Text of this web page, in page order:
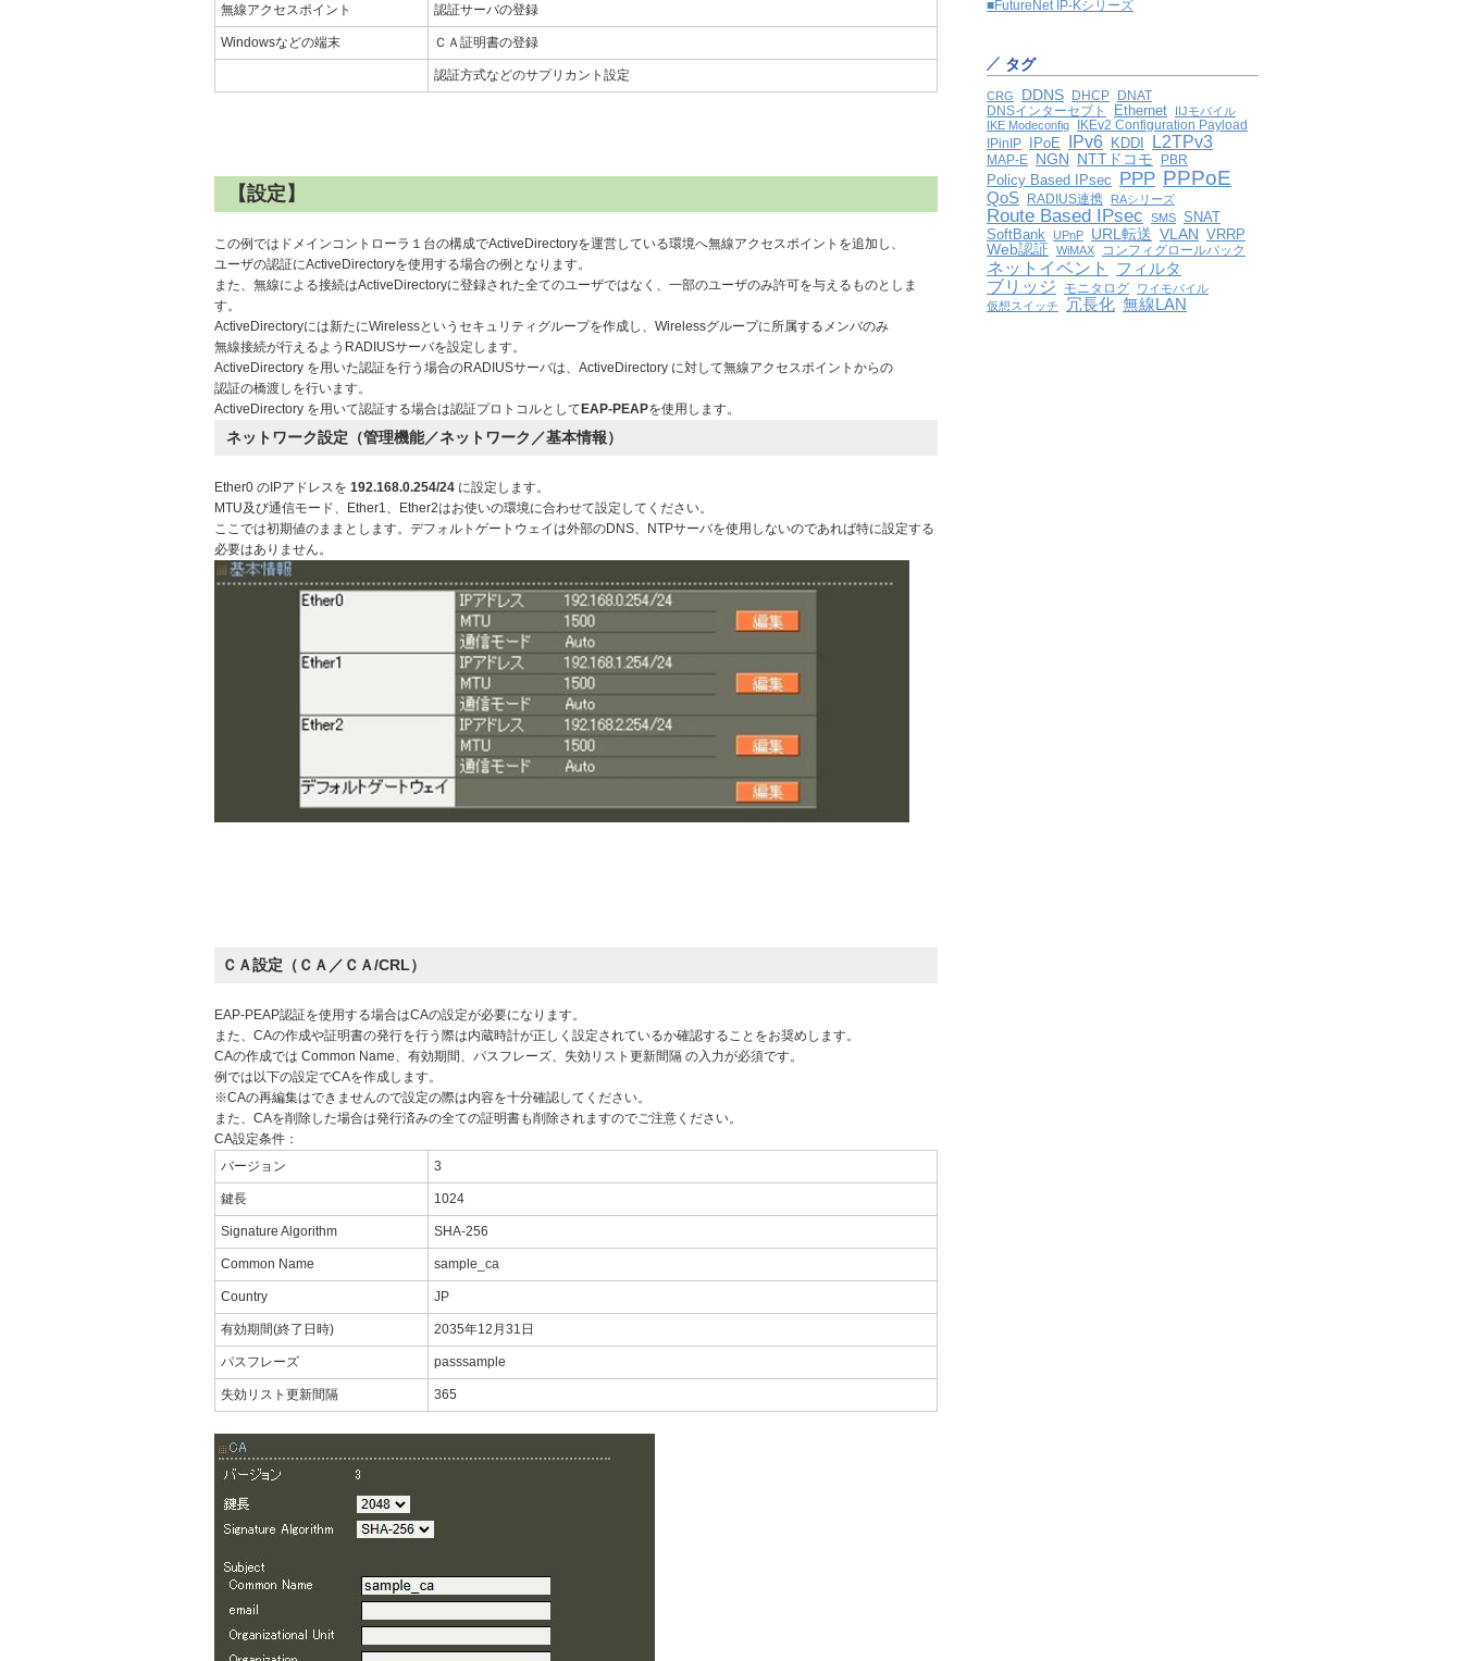
無線アクセスポイント 認証サーバの登録
Windowsなどの端末 ＣＡ証明書の登録
認証方式などのサプリカント設定
【設定】
この例ではドメインコントローラ１台の構成でActiveDirectoryを運営している環境へ無線アクセスポイントを追加し、
ユーザの認証にActiveDirectoryを使用する場合の例となります。
また、無線による接続はActiveDirectoryに登録された全てのユーザではなく、一部のユーザのみ許可を与えるものとしま
す。
ActiveDirectoryには新たにWirelessというセキュリティグループを作成し、Wirelessグループに所属するメンバのみ
無線接続が行えるようRADIUSサーバを設定します。
ActiveDirectory を用いた認証を行う場合のRADIUSサーバは、ActiveDirectory に対して無線アクセスポイントからの
認証の橋渡しを行います。
ActiveDirectory を用いて認証する場合は認証プロトコルとして EAP-PEAPを使用します。
ネットワーク設定（管理機能／ネットワーク／基本情報）
Ether0 のIPアドレスを 192.168.0.254/24 に設定します。
MTU及び通信モード、Ether1、Ether2はお使いの環境に合わせて設定してください。
ここでは初期値のままとします。デフォルトゲートウェイは外部のDNS、NTPサーバを使用しないのであれば特に設定する
必要はありません。
ＣＡ設定（ＣＡ／ＣＡ/CRL）
EAP-PEAP認証を使用する場合はCAの設定が必要になります。
また、CAの作成や証明書の発行を行う際は内蔵時計が正しく設定されているか確認することをお奨めします。
CAの作成では Common Name、有効期間、パスフレーズ、失効リスト更新間隔 の入力が必須です。
例では以下の設定でCAを作成します。
※CAの再編集はできませんので設定の際は内容を十分確認してください。
また、CAを削除した場合は発行済みの全ての証明書も削除されますのでご注意ください。
CA設定条件：
バージョン
3
鍵長 1024
Signature Algorithm SHA-256
Common Name sample_ca
Country JP
有効期間(終了日時) 2035年12月31日
パスフレーズ passsample
失効リスト更新間隔 365
■FutureNet IP-Kシリーズ
タグ
CRG DDNS DHCP DNAT
DNSインターセプト Ethernet
IIJモバイル
IKE Modeconfig
IKEv2 Configuration Payload
IPinIP
IPoE IPv6 KDDI L2TPv3
MAP-E NGN NTTドコモ PBR
Policy Based IPsec PPP PPPoE
QoS RADIUS連携 RAシリーズ
Route Based IPsec SMS SNAT
SoftBank UPnP URL転送 VLAN VRRP
Web認証
WiMAX コンフィグロールバック
ネットイベント
フィルタ
ブリッジ
モニタログ
ワイモバイル
仮想スイッチ
冗長化 無線LAN